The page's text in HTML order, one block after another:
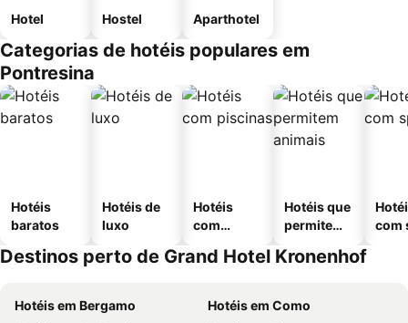
Hotel Hostel Aparthotel
Categorias de hotéis populares em
Pontresina
Hotéis
baratos
Hotéis de
luxo
Hotéis
com
Hotéis que
permitem
com
Destinos perto de Grand Hotel Kronenhof
Hotéis em Bergamo
Hotéis em Como